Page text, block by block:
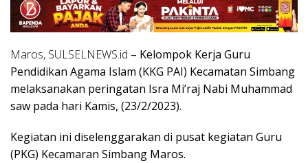
Maros, SULSELNEWS.id – Kelompok Kerja Guru
Pendidikan Agama Islam (KKG PAI) Kecamatan Simbang
melaksanakan peringatan Isra Mi’raj Nabi Muhammad
saw pada hari Kamis, (23/2/2023).
Kegiatan ini diselenggarakan di pusat kegiatan Guru
(PKG) Kecamaran Simbang Maros.